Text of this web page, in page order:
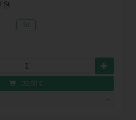
/ St
St
39,00 €